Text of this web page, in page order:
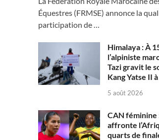
Équestres (FRMSE) annonce la
participation de …
Himalaya : À
l’alpiniste
Tazi gravit le
Kang Yatse II
5 août 2026
CAN féminine
affronte
quarts de